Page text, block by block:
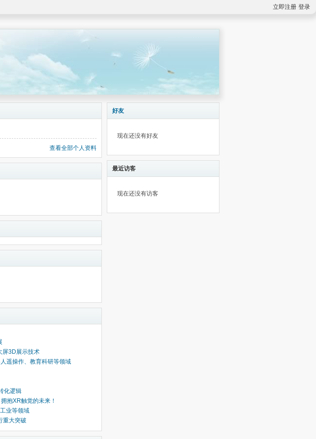
立即注册 登录
查看全部个人资料
屏3D展示技术
遥操作、教育科研等领域
化逻辑
抱XR触觉的未来！
业等领域
重大突破
好友
现在还没有好友
最近访客
现在还没有访客